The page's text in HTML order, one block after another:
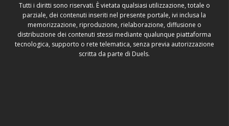
Tutti i diritti sono riservati. È vietata qualsiasi utilizzazione, totale o
parziale, dei contenuti inseriti nel presente portale, ivi inclusa la
memorizzazione, riproduzione, rielaborazione, diffusione o
distribuzione dei contenuti stessi mediante qualunque piattaforma
tecnologica, supporto o rete telematica, senza previa autorizzazione
scritta da parte di Duels.